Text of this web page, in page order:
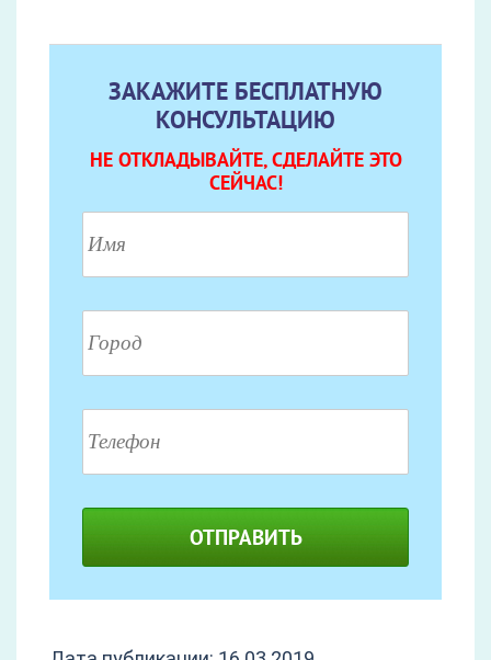
ЗАКАЖИТЕ БЕСПЛАТНУЮ
КОНСУЛЬТАЦИЮ
НЕ ОТКЛАДЫВАЙТЕ, СДЕЛАЙТЕ ЭТО
СЕЙЧАС!
ОТПРАВИТЬ